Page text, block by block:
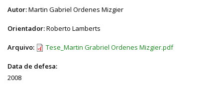
Autor:Martin Gabriel Ordenes Mizgier
Orientador:Roberto Lamberts
Arquivo: Tese_Martin Grabriel Ordenes Mizgier.pdf
Data de defesa:
2008